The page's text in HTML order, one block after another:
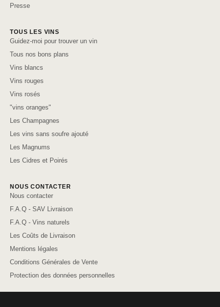
Presse
TOUS LES VINS
Guidez-moi pour trouver un vin
Tous nos bons plans
Vins blancs
Vins rouges
Vins rosés
"vins oranges"
Les Champagnes
Les vins sans soufre ajouté
Les Magnums
Les Cidres et Poirés
NOUS CONTACTER
Nous contacter
F.A.Q - SAV Livraison
F.A.Q - Vins naturels
Les Coûts de Livraison
Mentions légales
Conditions Générales de Vente
Protection des données personnelles